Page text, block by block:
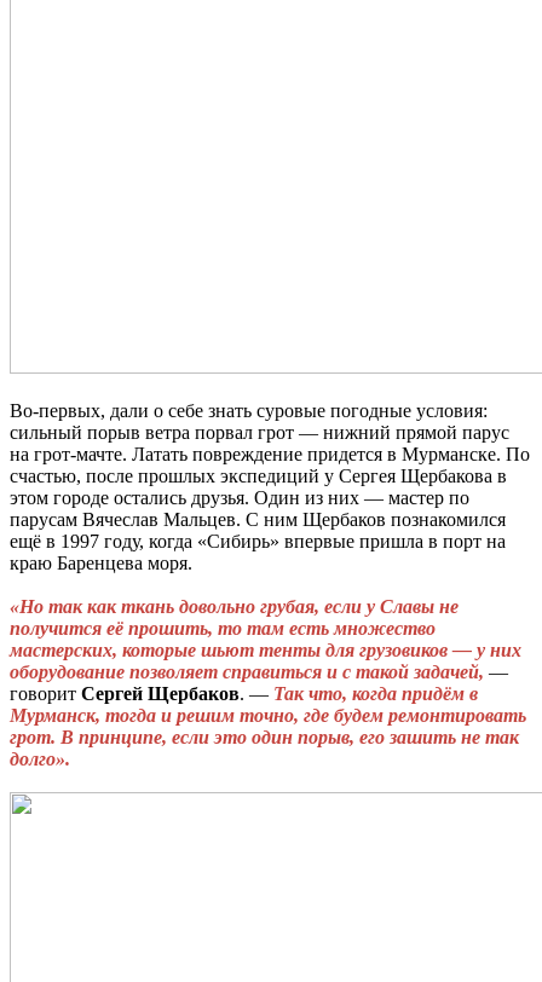
Во-первых, дали о себе знать суровые погодные условия:
сильный порыв ветра порвал грот — нижний прямой парус
на грот-мачте. Латать повреждение придется в Мурманске. По
счастью, после прошлых экспедиций у Сергея Щербакова в
этом городе остались друзья. Один из них — мастер по
парусам Вячеслав Мальцев. С ним Щербаков познакомился
ещё в 1997 году, когда «Сибирь» впервые пришла в порт на
краю Баренцева моря.
«Но так как ткань довольно грубая, если у Славы не
получится её прошить, то там есть множество
мастерских, которые шьют тенты для грузовиков — у них
оборудование позволяет справиться и с такой задачей, —
говорит Сергей Щербаков. — Так что, когда придём в
Мурманск, тогда и решим точно, где будем ремонтировать
грот. В принципе, если это один порыв, его зашить не так
долго».